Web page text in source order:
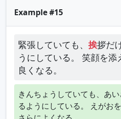
Example #15
緊張していても、 挨拶だ
うにしている。 笑顔を
良くなる。
きんちょうしていても、あ
るようにしている。 えがお